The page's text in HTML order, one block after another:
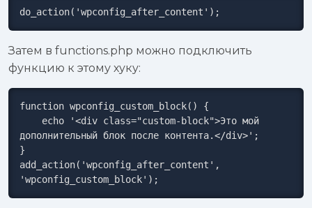
do_action('wpconfig_after_content');
Затем в functions.php можно подключить
функцию к этому хуку:
function wpconfig_custom_block() {
дополнительный блок после контента.</div>';
}
add_action('wpconfig_after_content',
'wpconfig_custom_block');